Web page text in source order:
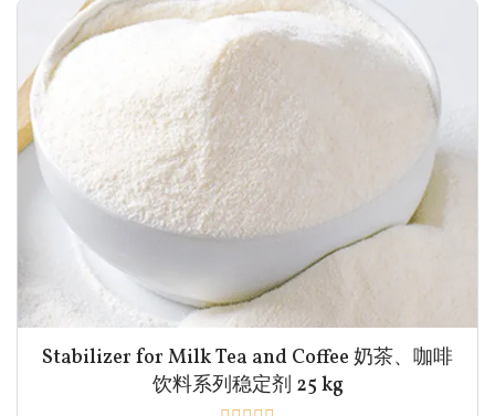
Stabilizer for Milk Tea and Coffee 奶茶、咖啡
饮料系列稳定剂 25 kg